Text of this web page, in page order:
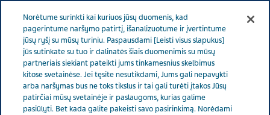
Lithuania Jūsų karjera Mūsų žmonės
Mūsų žmonės
Norėtume surinkti kai kuriuos jūsų duomenis, kad
pagerintume naršymo patirtį, išanalizuotume ir įvertintume
jūsų ryšį su mūsų turiniu. Paspausdami [Leisti visus slapukus]
jūs sutinkate su tuo ir dalinatės šiais duomenimis su mūsų
partneriais siekiant pateikti jums tinkamesnius skelbimus
kitose svetainėse. Jei tęsite nesutikdami, Jums gali nepavykti
arba naršymas bus ne toks tikslus ir tai gali turėti įtakos Jūsų
patirčiai mūsų svetainėje ir paslaugoms, kurias galime
pasiūlyti. Bet kada galite pakeisti savo pasirinkimą. Norėdami